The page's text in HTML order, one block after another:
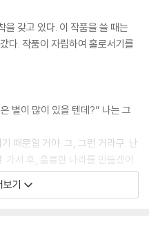
을 갖고 있다. 이 작품을 쓸 때는
다. 작품이 자립하여 홀로서기를
별이 많이 있을 텐데?” 나는 그
때문일 거야. 그, 그런 거라구. 난
서 후, 훌륭한 나라를 만들겠어.
둥이 자매가 누워 있는 건 처음이
보기